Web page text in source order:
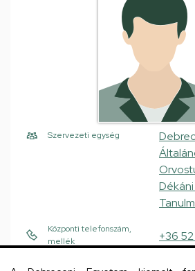
Szervezeti egység
Központi telefonszám,
mellék
+36